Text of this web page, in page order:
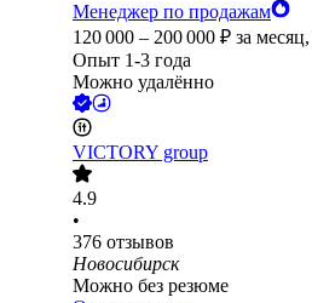
Менеджер по продажам
120 000 – 200 000 ₽ за месяц,
Опыт 1-3 года
Можно удалённо
VICTORY group
4.9
•
376 отзывов
Новосибирск
Можно без резюме